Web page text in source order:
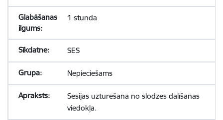
1 stunda
SES
Nepieciešams
Sesijas uzturēšana no slodzes dalīšanas
viedokļa.